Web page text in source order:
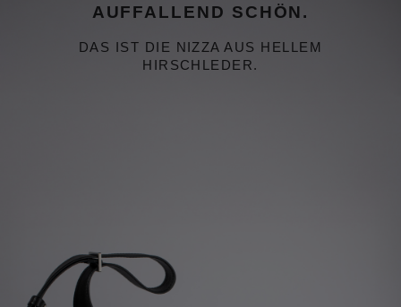
AUFFALLEND SCHÖN.
DAS IST DIE NIZZA AUS HELLEM
HIRSCHLEDER.